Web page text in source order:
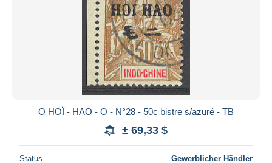
O HOÏ - HAO - O - N°28 - 50c bistre s/azuré - TB
± 69,33 $
Status Gewerblicher Händler